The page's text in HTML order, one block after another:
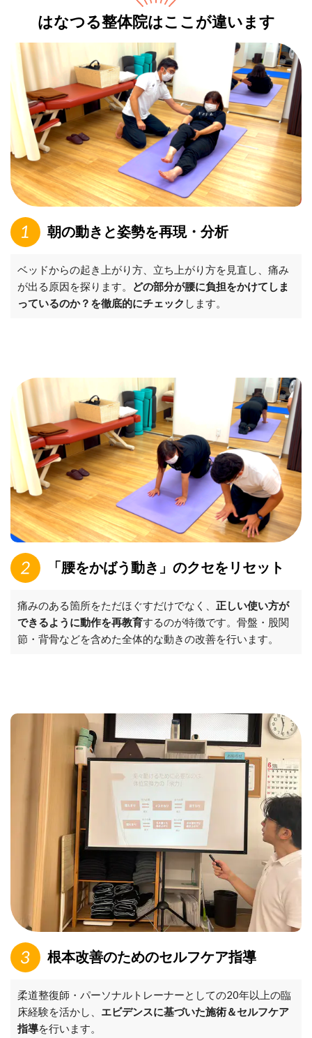
はなつる整体院はここが違います
朝の動きと姿勢を再現・分析
ベッドからの起き上がり方、立ち上がり方を見直し、痛み
が出る原因を探ります。
どの部分が腰に負担をかけてしま
っているのか？を徹底的にチェック します。
「腰をかばう動き」のクセをリセット
痛みのある箇所をただほぐすだけでなく、 正しい使い方が
できるように動作を再教育するのが特徴です。骨盤・股関
節・背骨などを含めた全体的な動きの改善を行います。
根本改善のためのセルフケア指導
柔道整復師・パーソナルトレーナーとしての20年以上の臨
床経験を活かし、 エビデンスに基づいた施術＆セルフケア
指導を行います。